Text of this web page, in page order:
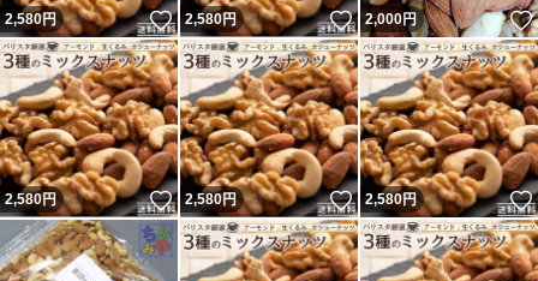
2,580円 いいね！
2,580円 いいね！
2,000円
2,580円 いいね！
2,580円 いいね！
2,580円